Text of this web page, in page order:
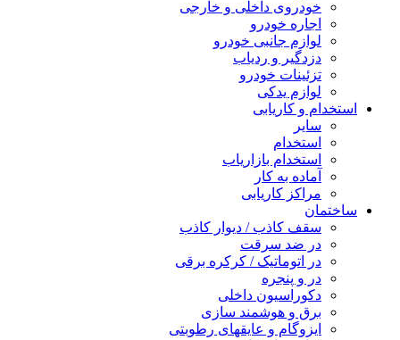
خودروی داخلی و خارجی
اجاره خودرو
لوازم جانبی خودرو
دزدگیر و ردیاب
تزئینات خودرو
لوازم یدکی
استخدام و کاریابی
سایر
استخدام
استخدام بازاریاب
آماده به کار
مراکز کاریابی
ساختمان
سقف کاذب / دیوار کاذب
در ضد سرقت
در اتوماتیک / کرکره برقی
در و پنجره
دکوراسیون داخلی
برق و هوشمند سازی
ایزوگام و عایقهای رطوبتی